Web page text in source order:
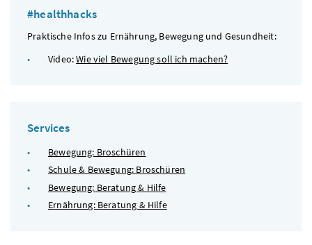
#healthhacks
Praktische Infos zu Ernährung, Bewegung und Gesundheit:
Video:Wie viel Bewegung soll ich machen?
Services
Bewegung: Broschüren
Schule & Bewegung: Broschüren
Bewegung: Beratung & Hilfe
Ernährung: Beratung & Hilfe